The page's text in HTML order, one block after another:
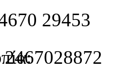
29453
2467028872